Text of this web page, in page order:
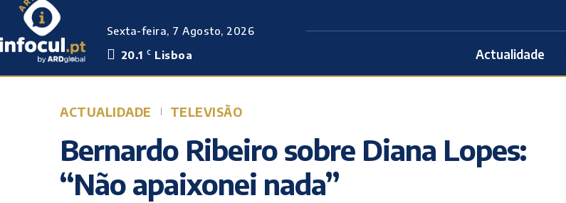
Sexta-feira, 7 Agosto, 2026
20.1 C Lisboa Actualidade
ACTUALIDADE TELEVISÃO
Bernardo Ribeiro sobre Diana Lopes:
“Não apaixonei nada”